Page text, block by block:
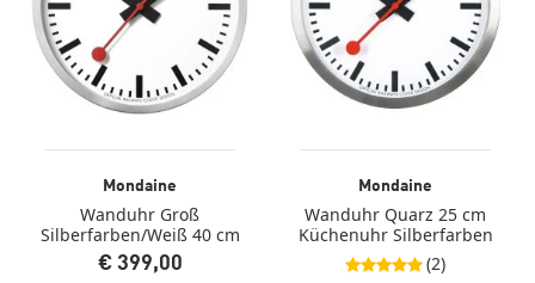
Mondaine
Wanduhr Groß
Silberfarben/Weiß 40 cm
€ 399,00
Mondaine
Wanduhr Quarz 25 cm
Küchenuhr Silberfarben
5,0 von 5 Sternen
(2)